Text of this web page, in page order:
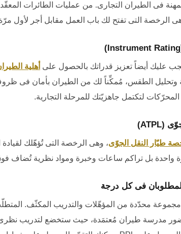
فى الطيران التجارى. من عمليات الطائرات
الرخصة التى تفتح لك باب العمل مقابل أجر لأول
(Instrument
عليك أيضاً تعزيز قدراتك بالحصول على أهلية
وتحليل الطقس، مُمكِّناً لك من الطيران بأمان فى
المحرّكات لتكتمل جاهزيّتك للمرحلة التجارية.
(ATPL)
طيّار النقل الجوّى، وهى الرخصة التى تُؤهّلك
واحدة بل تراكم ساعات وخبرة ومواد نظرية تُضاف
فى كل درجة
مجموعة محدّدة من المؤهّلات والتدريب المكثّف.
مدرسة طيران مُعتمَدة، حيث ستخضع لتدريب نظرى